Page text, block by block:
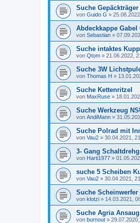
Suche
von Guido G »
Abdeckkappe
von Sebastian »
Suche intaktes
von Qtom » 21.06.2022,
Suche 3W
von Thomas H »
Suche Kettenritzel
von MaxRuse »
Suche Werkzeug
von AndiMann »
Suche Polrad mit
von Vau2 » 30.04.2021,
3- Gang
von Harti1977 »
suche 5 Scheiben
von Vau2 » 30.04.2021,
Suche Scheinwerfer
von klotzi » 14.03.2021,
Suche Agria
von burnout »